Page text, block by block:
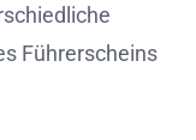
Führerscheins